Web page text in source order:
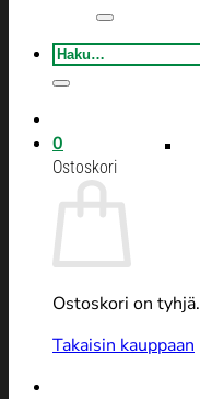
Etsi:
0
Ostoskori
Ostoskori on tyhjä.
Takaisin kauppaan